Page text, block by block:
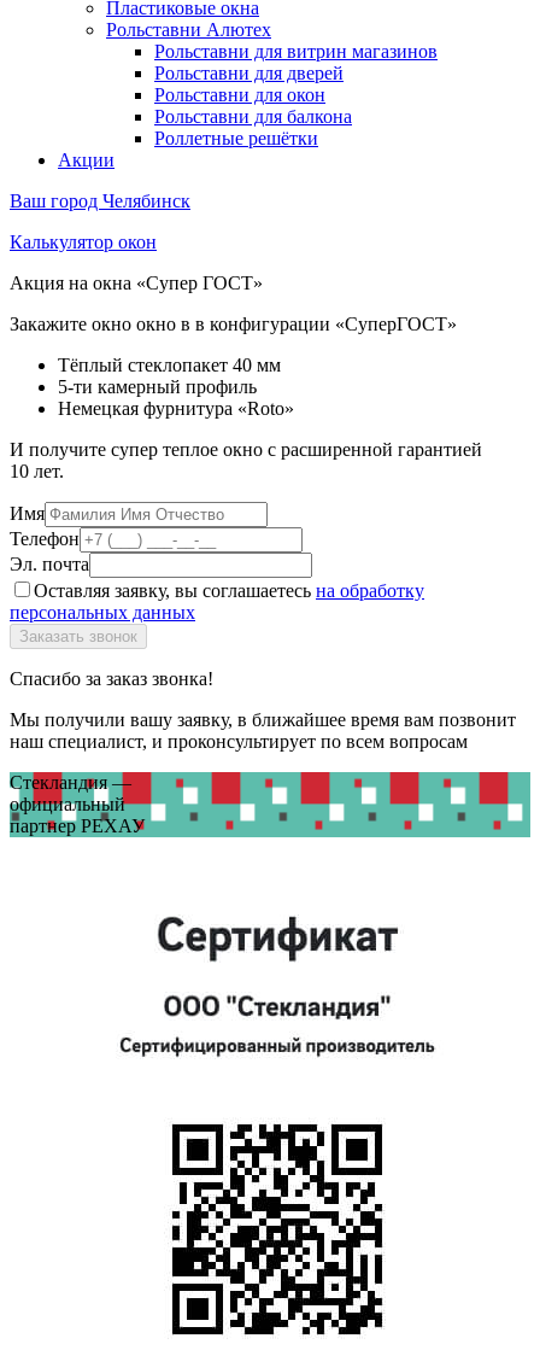
Пластиковые окна
Рольставни Алютех
Рольставни для витрин магазинов
Рольставни для дверей
Рольставни для окон
Рольставни для балкона
Роллетные решётки
Акции
Ваш город Челябинск
Калькулятор окон
Акция на окна «Супер ГОСТ»
Закажите окно окно в в конфигурации «СуперГОСТ»
Тёплый стеклопакет 40 мм
5-ти камерный профиль
Немецкая фурнитура «Roto»
И получите супер теплое окно с расширенной гарантией
10 лет.
Имя
Телефон
Эл. почта
Оставляя заявку, вы соглашаетесь на обработку
персональных данных
Спасибо за заказ звонка!
Мы получили вашу заявку, в ближайшее время вам позвонит
наш специалист, и проконсультирует по всем вопросам
Стекландия —
официальный
партнер РЕХАУ